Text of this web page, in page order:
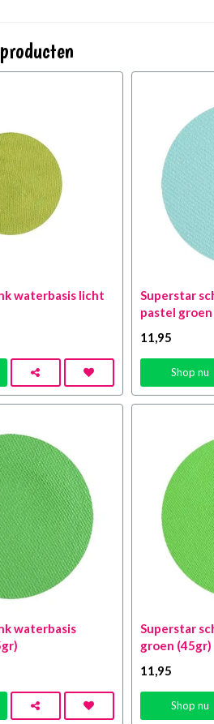
waterbasis licht
Superstar
pastel
11,95
Shop nu
waterbasis
Superstar
groen (45gr)
11 ,95
Shop nu